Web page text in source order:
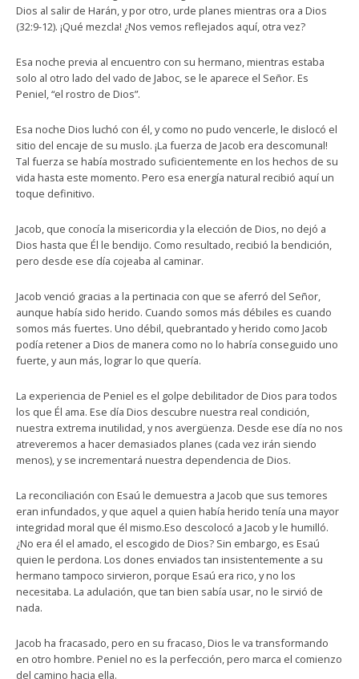
Dios al salir de Harán, y por otro, urde planes mientras ora a Dios
(32:9-12). ¡Qué mezcla! ¿Nos vemos reflejados aquí, otra vez?
Esa noche previa al encuentro con su hermano, mientras estaba
solo al otro lado del vado de Jaboc, se le aparece el Señor. Es
Peniel, “el rostro de Dios”.
Esa noche Dios luchó con él, y como no pudo vencerle, le dislocó el
sitio del encaje de su muslo. ¡La fuerza de Jacob era descomunal!
Tal fuerza se había mostrado suficientemente en los hechos de su
vida hasta este momento. Pero esa energía natural recibió aquí un
toque definitivo.
Jacob, que conocía la misericordia y la elección de Dios, no dejó a
Dios hasta que Él le bendijo. Como resultado, recibió la bendición,
pero desde ese día cojeaba al caminar.
Jacob venció gracias a la pertinacia con que se aferró del Señor,
aunque había sido herido. Cuando somos más débiles es cuando
somos más fuertes. Uno débil, quebrantado y herido como Jacob
podía retener a Dios de manera como no lo habría conseguido uno
fuerte, y aun más, lograr lo que quería.
La experiencia de Peniel es el golpe debilitador de Dios para todos
los que Él ama. Ese día Dios descubre nuestra real condición,
nuestra extrema inutilidad, y nos avergüenza. Desde ese día no nos
atreveremos a hacer demasiados planes (cada vez irán siendo
menos), y se incrementará nuestra dependencia de Dios.
La reconciliación con Esaú le demuestra a Jacob que sus temores
eran infundados, y que aquel a quien había herido tenía una mayor
integridad moral que él mismo.Eso descolocó a Jacob y le humilló.
¿No era él el amado, el escogido de Dios? Sin embargo, es Esaú
quien le perdona. Los dones enviados tan insistentemente a su
hermano tampoco sirvieron, porque Esaú era rico, y no los
necesitaba. La adulación, que tan bien sabía usar, no le sirvió de
nada.
Jacob ha fracasado, pero en su fracaso, Dios le va transformando
en otro hombre. Peniel no es la perfección, pero marca el comienzo
del camino hacia ella.